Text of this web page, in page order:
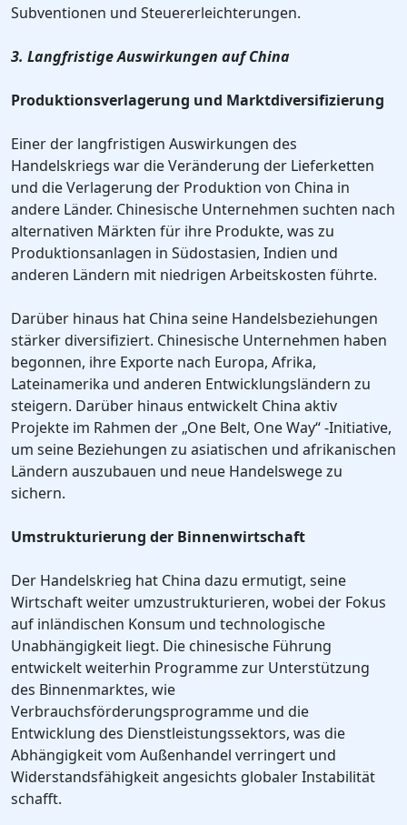
Subventionen und Steuererleichterungen.
3. Langfristige Auswirkungen auf China
Produktionsverlagerung und Marktdiversifizierung
Einer der langfristigen Auswirkungen des
Handelskriegs war die Veränderung der Lieferketten
und die Verlagerung der Produktion von China in
andere Länder. Chinesische Unternehmen suchten nach
alternativen Märkten für ihre Produkte, was zu
Produktionsanlagen in Südostasien, Indien und
anderen Ländern mit niedrigen Arbeitskosten führte.
Darüber hinaus hat China seine Handelsbeziehungen
stärker diversifiziert. Chinesische Unternehmen haben
begonnen, ihre Exporte nach Europa, Afrika,
Lateinamerika und anderen Entwicklungsländern zu
steigern. Darüber hinaus entwickelt China aktiv
Projekte im Rahmen der „One Belt, One Way“ -Initiative,
um seine Beziehungen zu asiatischen und afrikanischen
Ländern auszubauen und neue Handelswege zu
sichern.
Umstrukturierung der Binnenwirtschaft
Der Handelskrieg hat China dazu ermutigt, seine
Wirtschaft weiter umzustrukturieren, wobei der Fokus
auf inländischen Konsum und technologische
Unabhängigkeit liegt. Die chinesische Führung
entwickelt weiterhin Programme zur Unterstützung
des Binnenmarktes, wie
Verbrauchsförderungsprogramme und die
Entwicklung des Dienstleistungssektors, was die
Abhängigkeit vom Außenhandel verringert und
Widerstandsfähigkeit angesichts globaler Instabilität
schafft.